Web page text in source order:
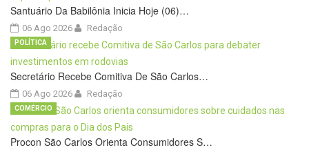
Santuário Da Babilônia Inicia Hoje (06)…
06 Ago 2026 Redação
Secretário Recebe Comitiva De São Carlos…
06 Ago 2026
POLÍTICA
Redação
Procon São Carlos Orienta Consumidores S…
COMÉRCIO